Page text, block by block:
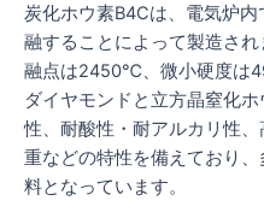
炭化ホウ素B4Cは、電気炉
融することによって製造され
融点は2450℃、微小硬度は
ダイヤモンドと立方晶窒化
性、耐酸性・耐アルカリ性
重などの特性を備えており
料となっています。